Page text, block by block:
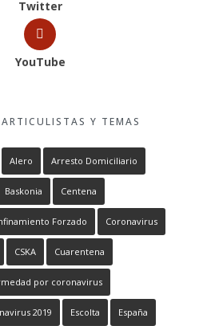
Twitter
YouTube
Y TEMAS
Alero Arresto Domiciliario
Baskonia Centena
Forzado Coronavirus
CSKA Cuarentena
por coronavirus
2019 Escolta España